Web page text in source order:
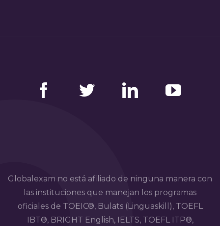
Globalexam no está afiliado de ninguna manera con
las instituciones que manejan los programas
oficiales de TOEIC®, Bulats (Linguaskill), TOEFL
IBT®, BRIGHT English, IELTS, TOEFL ITP®,